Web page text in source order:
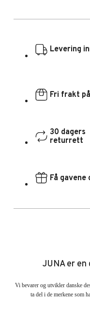
Levering
Fri frakt
30 dagers
returrett
Få
JUNA er en
Vi bevarer og utvikler danske
ta del i de merkene som